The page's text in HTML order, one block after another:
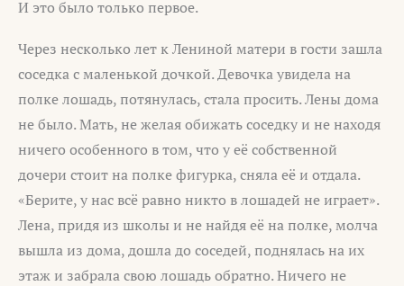
И это было только первое.
Через несколько лет к Лениной матери в гости зашла
соседка с маленькой дочкой. Девочка увидела на
полке лошадь, потянулась, стала просить. Лены дома
не было. Мать, не желая обижать соседку и не находя
ничего особенного в том, что у её собственной
дочери стоит на полке фигурка, сняла её и отдала.
«Берите, у нас всё равно никто в лошадей не играет».
Лена, придя из школы и не найдя её на полке, молча
вышла из дома, дошла до соседей, поднялась на их
этаж и забрала свою лошадь обратно. Ничего не